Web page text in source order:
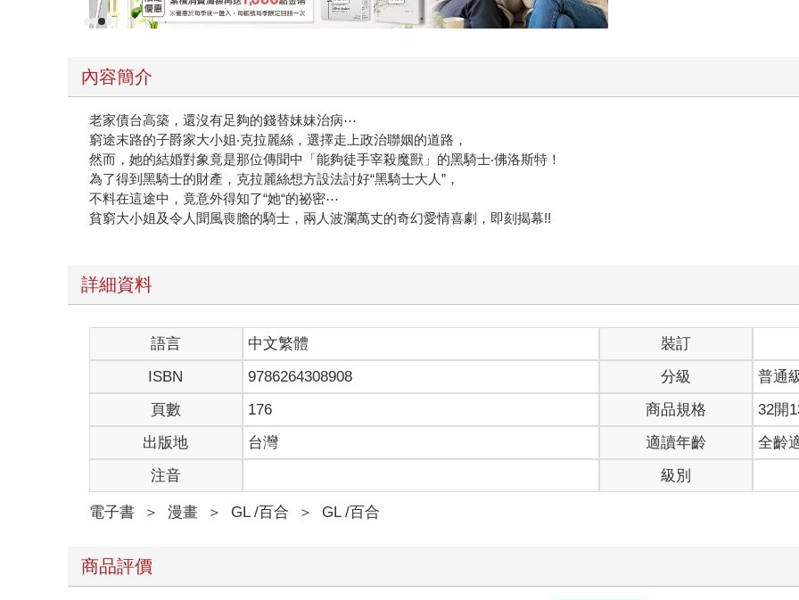
內容簡介
老家債台高築，還沒有足夠的錢替妹妹治病⋯
窮途末路的子爵家大小姐‧克拉麗絲，選擇走上政治聯姻的道路，
然而，她的結婚對象竟是那位傳聞中「能夠徒手宰殺魔獸」的黑騎士‧佛洛斯特！
為了得到黑騎士的財產，克拉麗絲想方設法討好“黑騎士大人”，
不料在這途中，竟意外得知了“她“的祕密⋯
貧窮大小姐及令人聞風喪膽的騎士，兩人波瀾萬丈的奇幻愛情喜劇，即刻揭幕!!
詳細資料
語言 中文繁體
裝訂
ISBN
9786264308908 分級
普通
頁數
176 商品規格
32開
出版地
台灣 適讀年齡
全齡
注音
級別
電子書 ＞ 漫畫 ＞ GL /百合 ＞ GL /百合
商品評價